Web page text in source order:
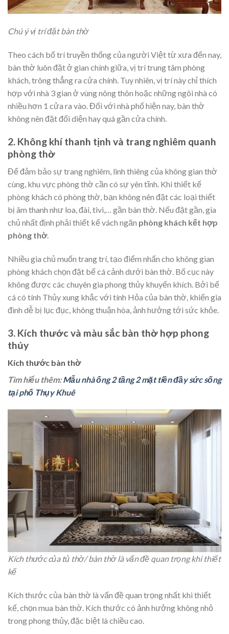
Chú ý vị trí đặt bàn thờ
Theo cách bố trí truyền thống của người Việt từ xưa đến nay,
bàn thờ luôn đặt ở gian chính giữa, vị trí trung tâm phòng
khách, trông thẳng ra cửa chính. Tuy nhiên, vị trí này chỉ thích
hợp với nhà 3 gian ở vùng nông thôn hoặc những ngôi nhà có
nhiều hơn 1 cửa ra vào. Đối với nhà phố hiện nay, bàn thờ
không nên đặt đối diện hay quá gần cửa chính.
2. Không khí thanh tịnh và trang nghiêm quanh
phòng thờ
Để đảm bảo sự trang nghiêm, linh thiêng của không gian thờ
cùng, khu vực phòng thờ cần có sự yên tĩnh. Khi thiết kế
phòng khách có phòng thờ, bạn không nên đặt các loại thiết
bị âm thanh như loa, đài, tivi,… gần bàn thờ. Nếu đặt gần, gia
chủ nhất định phải thiết kế vách ngăn phòng khách kết hợp
phòng thờ.
Nhiều gia chủ muốn trang trí, tạo điểm nhấn cho không gian
phòng khách chọn đặt bể cá cảnh dưới bàn thờ. Bố cục này
không được các chuyên gia phong thủy khuyến khích. Bởi bể
cá có tính Thủy xung khắc với tính Hỏa của bàn thờ, khiến gia
đình dễ bị lục đục, không thuận hòa, ảnh hưởng tới sức khỏe.
3. Kích thước và màu sắc bàn thờ hợp phong
thủy
Kích thước bàn thờ
Tìm hiểu thêm:Mẫu nhà ống 2 tầng 2 mặt tiền đầy sức sống
tại phố Thụy Khuê
Kích thước của tủ thờ/ bàn thờ là vấn đề quan trọng khi thiết
kế
Kích thước của bàn thờ là vấn đề quan trọng nhất khi thiết
kế, chọn mua bàn thờ. Kích thước có ảnh hưởng không nhỏ
trong phong thủy, đặc biệt là chiều cao.